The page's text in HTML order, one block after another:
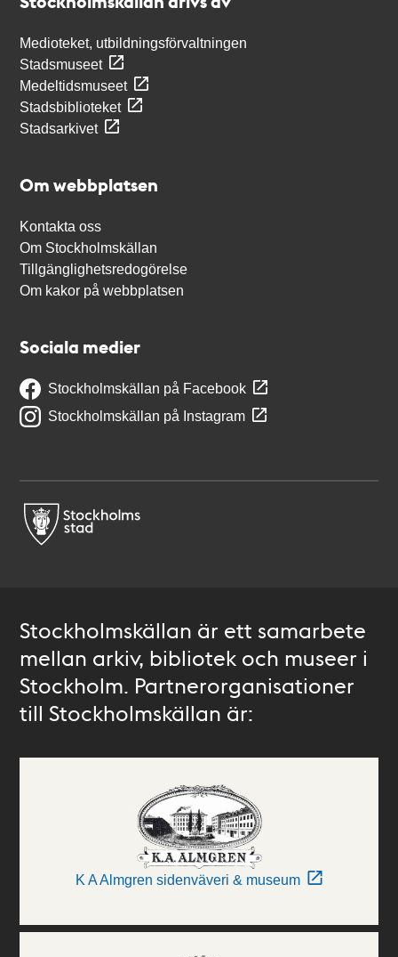
Medioteket, utbildningsförvaltningen
Stadsmuseet
Medeltidsmuseet
Stadsbiblioteket
Stadsarkivet
Om webbplatsen
Kontakta oss
Om Stockholmskällan
Tillgänglighetsredogörelse
Om kakor på webbplatsen
Sociala medier
Stockholmskällan på Facebook
Stockholmskällan på Instagram
Stockholmskällan är ett samarbete
mellan arkiv, bibliotek och museer i
Stockholm. Partnerorganisationer
till Stockholmskällan är:
K A Almgren sidenväveri & museum